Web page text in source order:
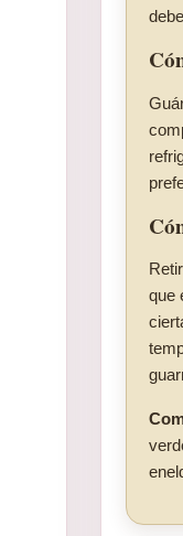
que